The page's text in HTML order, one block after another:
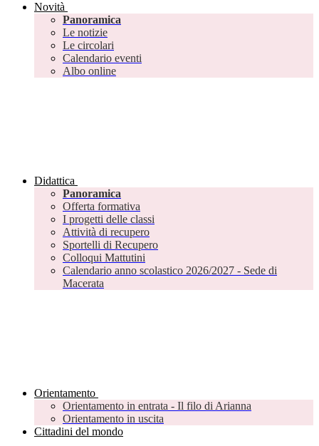
Novità
Panoramica
Le notizie
Le circolari
Calendario eventi
Albo online
Didattica
Panoramica
Offerta formativa
I progetti delle classi
Attività di recupero
Sportelli di Recupero
Colloqui Mattutini
Calendario anno scolastico 2026/2027 - Sede di
Macerata
Orientamento
Orientamento in entrata - Il filo di Arianna
Orientamento in uscita
Cittadini del mondo